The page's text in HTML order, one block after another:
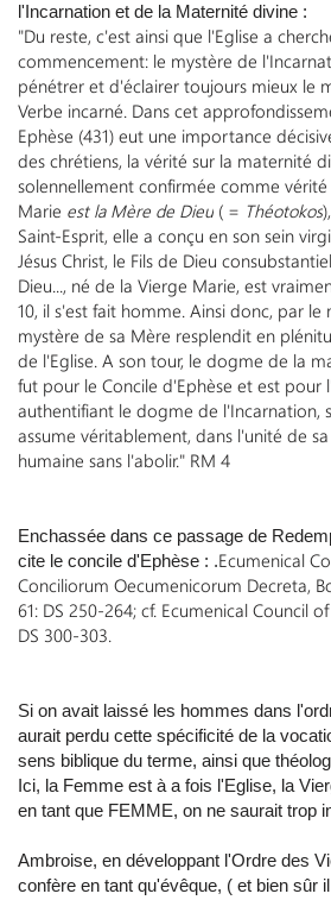
l'Incarnation et de la Maternité divine :
"Du reste, c'est ainsi que l'Eglise a
commencement: le mystère de
pénétrer et d'éclairer toujours mieux le
Verbe incarné. Dans cet
Ephèse (431) eut une importance
des chrétiens, la vérité sur la maternité
solennellement confirmée comme vérité
Marie est la Mère de Dieu ( = Théotokos
Saint-Esprit, elle a conçu en son sein
Jésus Christ, le Fils de Dieu
Dieu..., né de la Vierge Marie, est
10, il s'est fait homme. Ainsi donc, par le
mystère de sa Mère resplendit en
de l'Eglise. A son tour, le dogme de la
fut pour le Concile d'Ephèse et est pour
authentifiant le dogme de l'Incarnation,
assume véritablement, dans l'unité de
humaine sans l'abolir." RM 4
Enchassée dans ce passage de
cite le concile d'Ephèse : .Ecumenical
Conciliorum Oecumenicorum Decreta,
61: DS 250-264; cf. Ecumenical Council
DS 300-303.
Si on avait laissé les hommes dans
aurait perdu cette spécificité de la
sens biblique du terme, ainsi que
Ici, la Femme est à a fois l'Eglise, la
en tant que FEMME, on ne saurait trop
Ambroise, en développant l'Ordre des
confère en tant qu'évêque, ( et bien sûr